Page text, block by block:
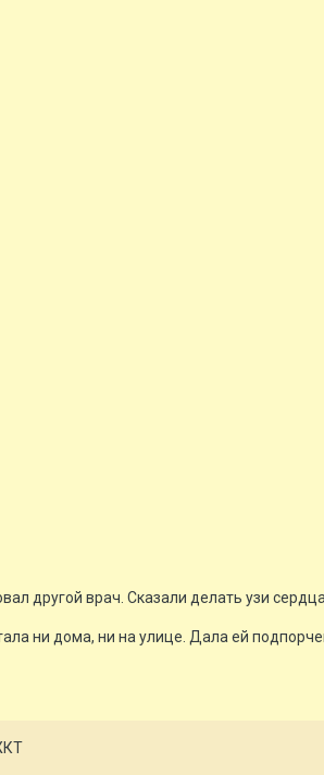
другой врач. Сказали делать узи
ни дома, ни на улице. Дала ей